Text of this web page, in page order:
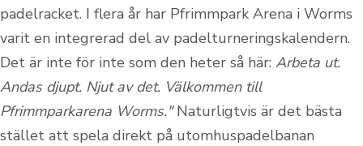
padelracket. I flera år har Pfrimmpark Arena i Worms
varit en integrerad del av padelturneringskalendern.
Det är inte för inte som den heter så här: Arbeta ut.
Andas djupt. Njut av det. Välkommen till
Pfrimmparkarena Worms."Naturligtvis är det bästa
stället att spela direkt på utomhuspadelbanan